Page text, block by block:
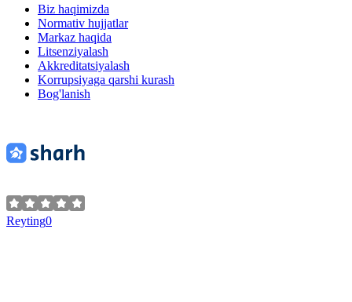
Biz haqimizda
Normativ hujjatlar
Markaz haqida
Litsenziyalash
Akkreditatsiyalash
Korrupsiyaga qarshi kurash
Bog'lanish
Reyting0